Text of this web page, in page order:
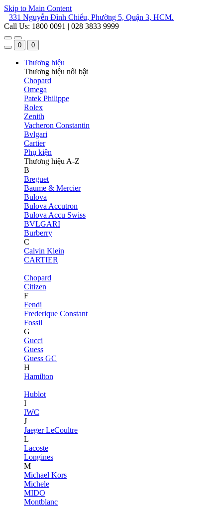
Skip to Main Content
331 Nguyễn Đình Chiểu, Phường 5, Quận 3, HCM.
Call Us: 1800 0091 | 028 3833 9999
0 0
Thương hiệu
Thương hiệu nổi bật
Chopard
Omega
Patek Philippe
Rolex
Zenith
Vacheron Constantin
Bvlgari
Cartier
Phụ kiện
Thương hiệu A-Z
B
Breguet
Baume & Mercier
Bulova
Bulova Accutron
Bulova Accu Swiss
BVLGARI
Burberry
C
Calvin Klein
CARTIER
Chopard
Citizen
F
Fendi
Frederique Constant
Fossil
G
Gucci
Guess
Guess GC
H
Hamilton
Hublot
I
IWC
J
Jaeger LeCoultre
L
Lacoste
Longines
M
Michael Kors
Michele
MIDO
Montblanc